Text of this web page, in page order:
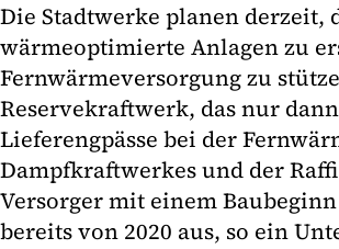
Die Stadtwerke planen derzeit,
wärmeoptimierte Anlagen zu
Fernwärmeversorgung zu
Reservekraftwerk, das nur
Lieferengpässe bei der
Dampfkraftwerkes und der
Versorger mit einem
bereits von 2020 aus, so ein